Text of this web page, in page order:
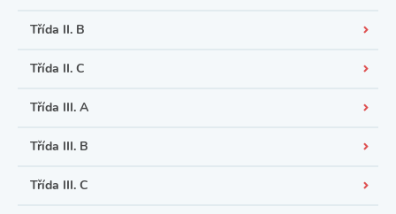
Třída II. B
Třída II. C
Třída III. A
Třída III. B
Třída III. C